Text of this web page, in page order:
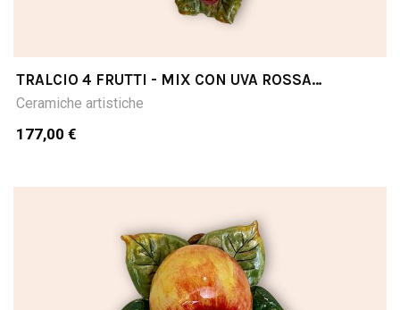
TRALCIO 4 FRUTTI - MIX CON UVA ROSSA
CM28LX16
Ceramiche artistiche
177,00 €